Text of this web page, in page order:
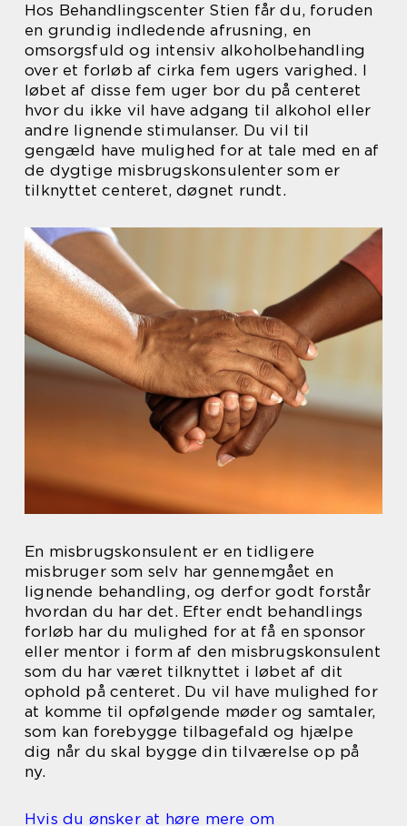
Hos Behandlingscenter Stien får du, foruden
en grundig indledende afrusning, en
omsorgsfuld og intensiv alkoholbehandling
over et forløb af cirka fem ugers varighed. I
løbet af disse fem uger bor du på centeret
hvor du ikke vil have adgang til alkohol eller
andre lignende stimulanser. Du vil til
gengæld have mulighed for at tale med en af
de dygtige misbrugskonsulenter som er
tilknyttet centeret, døgnet rundt.
En misbrugskonsulent er en tidligere
misbruger som selv har gennemgået en
lignende behandling, og derfor godt forstår
hvordan du har det. Efter endt behandlings
forløb har du mulighed for at få en sponsor
eller mentor i form af den misbrugskonsulent
som du har været tilknyttet i løbet af dit
ophold på centeret. Du vil have mulighed for
at komme til opfølgende møder og samtaler,
som kan forebygge tilbagefald og hjælpe
dig når du skal bygge din tilværelse op på
ny.
Hvis du ønsker at høre mere om